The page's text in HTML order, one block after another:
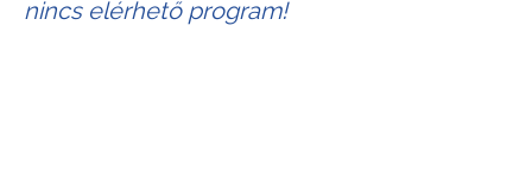
nincs elérhető program!